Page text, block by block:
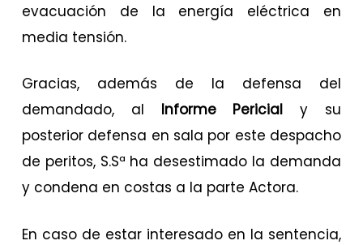
evacuación de la energía eléctrica en
media tensión.
Gracias, además de la defensa del
demandado, al Informe Pericial y su
posterior defensa en sala por este despacho
de peritos, S.Sª ha desestimado la demanda
y condena en costas a la parte Actora.
En caso de estar interesado en la sentencia,